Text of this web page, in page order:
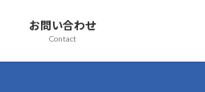
お問い合わせ
Contact